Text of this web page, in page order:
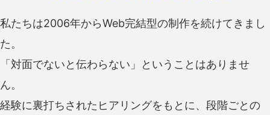
私たちは2006年からWeb完結型の制作を続けてきまし
た。
「対面でないと伝わらない」ということはありませ
ん。
経験に裏打ちされたヒアリングをもとに、段階ごとの